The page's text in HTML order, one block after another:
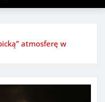
atmosferę w